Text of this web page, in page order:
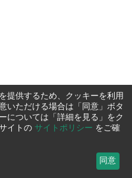
提供するため、クッキーを利用
いただける場合は「同意」ボタ
については「詳細を見る」をク
イトの サイトポリシー をご確
同意